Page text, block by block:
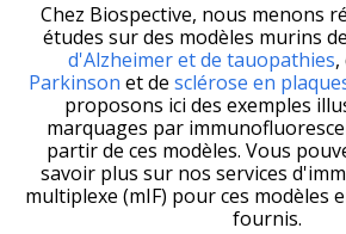
Chez Biospective, nous menons
études sur des modèles murins de
d'Alzheimer et de tauopathies,
Parkinson et de sclérose en
proposons ici des exemples
marquages par
partir de ces modèles. Vous
savoir plus sur nos services
multiplexe (mIF) pour ces modèles
fournis.